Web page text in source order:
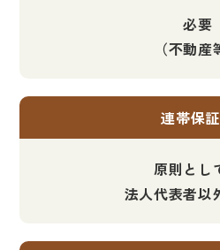
必要
（不動産
連帯保
原則とし
法人代表者以